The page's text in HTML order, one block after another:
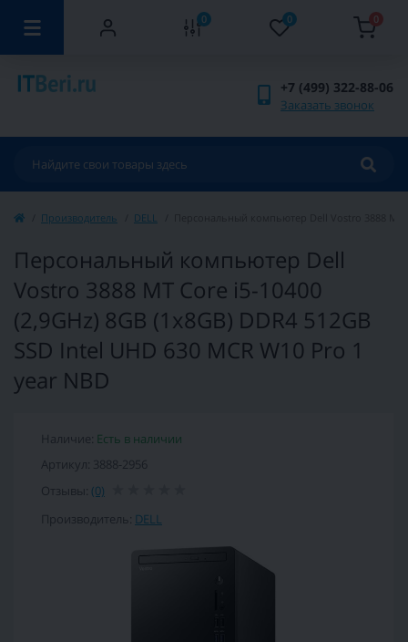
0 0 0
+7 (499) 322-88-06
Заказать звонок
Производитель DELL
Персональный компьютер Dell
Vostro 3888 MT Core i5-10400
(2,9GHz) 8GB (1x8GB) DDR4 512GB
SSD Intel UHD 630 MCR W10 Pro 1
year NBD
Наличие: Есть в наличии
Артикул: 3888-2956
Отзывы: (0)
Производитель: DELL